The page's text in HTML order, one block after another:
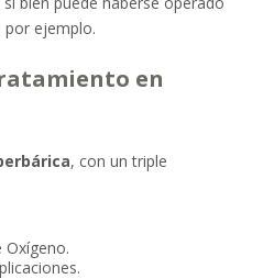
por ejemplo.
en
, con un triple